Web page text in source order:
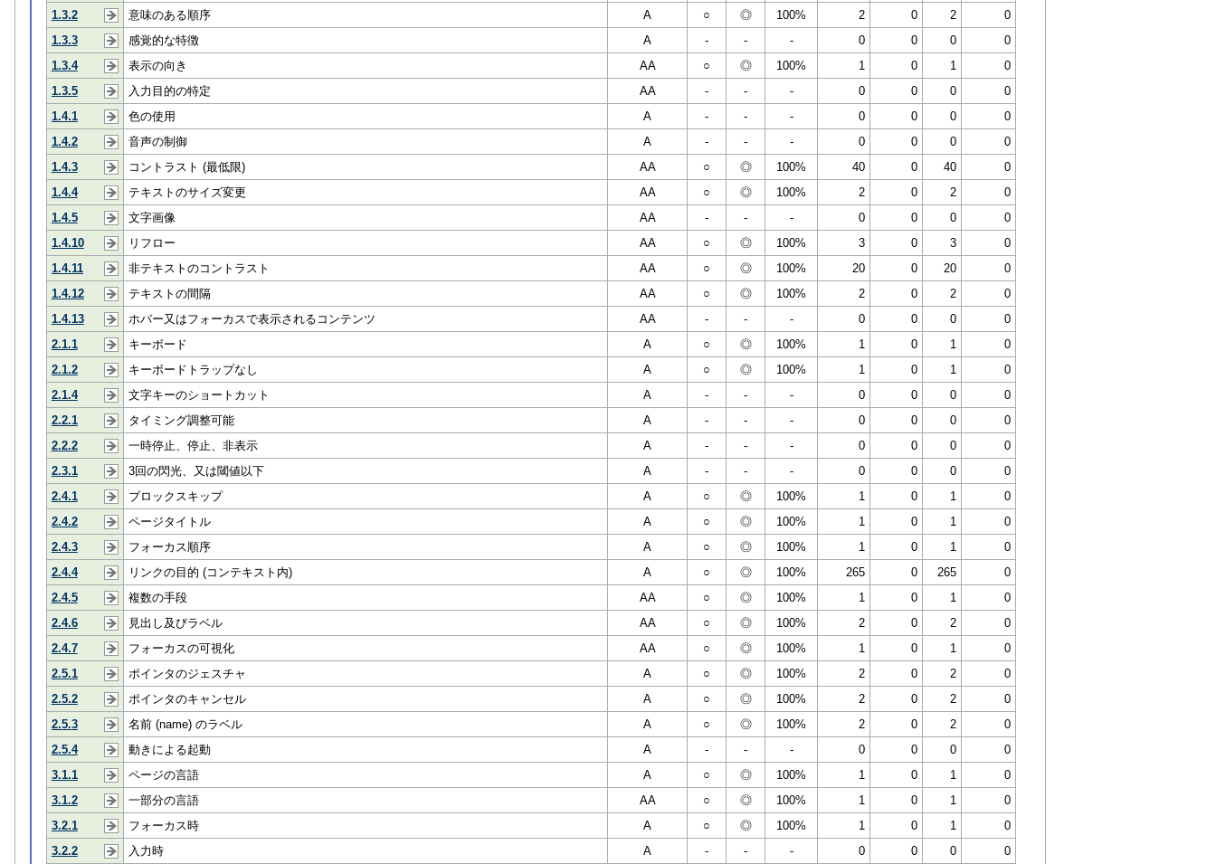
1.3.2
意味のある順序 A ○ ◎ 100% 2 0 2
0
1.3.3
感覚的な特徴 A - - - 0 0 0
0
1.3.4
表示の向き AA ○ ◎ 100% 1 0 1
0
1.3.5
入力目的の特定 AA - - - 0 0 0
0
1.4.1
色の使用 A - - - 0 0 0
0
1.4.2
音声の制御 A - - - 0 0 0
0
1.4.3
コントラスト (最低限) AA ○ ◎ 100% 40 0 40
0
1.4.4
テキストのサイズ変更 AA ○ ◎ 100% 2 0 2
0
1.4.5
文字画像 AA - - - 0 0 0
0
1.4.10
リフロー AA ○ ◎ 100% 3 0 3
0
1.4.11
非テキストのコントラスト AA ○ ◎ 100% 20 0 20
0
1.4.12
テキストの間隔 AA ○ ◎ 100% 2 0 2
0
1.4.13
ホバー又はフォーカスで表示されるコンテンツ AA - - - 0 0 0
0
2.1.1
キーボード A ○ ◎ 100% 1 0 1
0
2.1.2
キーボードトラップなし A ○ ◎ 100% 1 0 1
0
2.1.4
文字キーのショートカット A - - - 0 0 0
0
2.2.1
タイミング調整可能 A - - - 0 0 0
0
2.2.2
一時停止、停止、非表示 A - - - 0 0 0
0
2.3.1
3回の閃光、又は閾値以下 A - - - 0 0 0
0
2.4.1
ブロックスキップ A ○ ◎ 100% 1 0 1
0
2.4.2
ページタイトル A ○ ◎ 100% 1 0 1
0
2.4.3
フォーカス順序 A ○ ◎ 100% 1 0 1
0
2.4.4
リンクの目的 (コンテキスト内) A ○ ◎ 100% 265 0 265
0
2.4.5
複数の手段 AA ○ ◎ 100% 1 0 1
0
2.4.6
見出し及びラベル AA ○ ◎ 100% 2 0 2
0
2.4.7
フォーカスの可視化 AA ○ ◎ 100% 1 0 1
0
2.5.1
ポインタのジェスチャ A ○ ◎ 100% 2 0 2
0
2.5.2
ポインタのキャンセル A ○ ◎ 100% 2 0 2
0
2.5.3
名前 (name) のラベル A ○ ◎ 100% 2 0 2
0
2.5.4
動きによる起動 A - - - 0 0 0
0
3.1.1
ページの言語 A ○ ◎ 100% 1 0 1
0
3.1.2
一部分の言語 AA ○ ◎ 100% 1 0 1
0
3.2.1
フォーカス時 A ○ ◎ 100% 1 0 1
0
3.2.2
入力時 A - - - 0 0 0
0